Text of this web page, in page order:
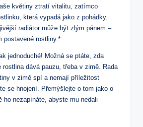
květiny ztratí vitalitu, zatímco
která vypadá jako z pohádky.
radiátor může být zlým pánem –
postavené rostliny.*
jednoduché! Možná se ptáte, zda
rostlina dává pauzu, třeba v zimě. Rada
v zimě spí a nemají příležitost
se hnojení. Přemýšlejte o tom jako o
ho nezapínáte, abyste mu nedali